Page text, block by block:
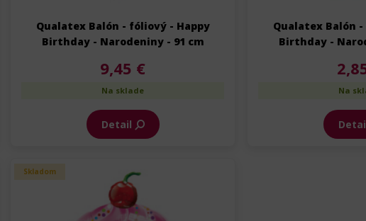
Qualatex Balón - fóliový - Happy
Birthday - Narodeniny - 91 cm
9,45 €
Na sklade
Detail
Qualatex Balón
Birthday -
Na
Skladom